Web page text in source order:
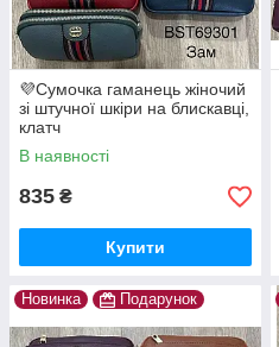
💜Сумочка гаманець жіночий
зі штучної шкіри на блискавці,
клатч
В наявності
835 ₴
Купити
Новинка Подарунок